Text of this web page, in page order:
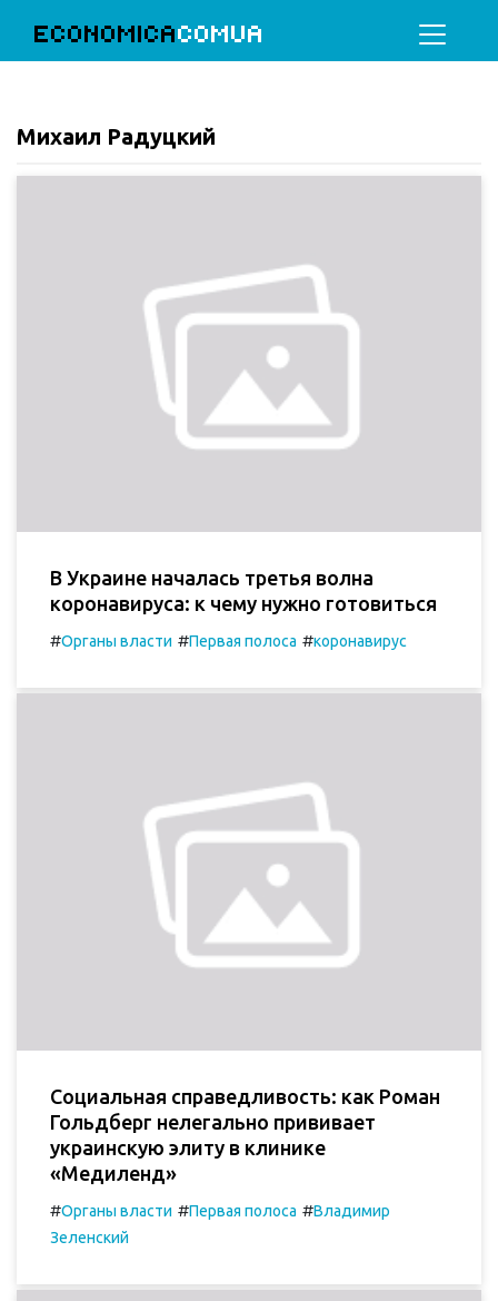
ECONOMICACOMUA
Михаил Радуцкий
В Украине началась третья волна
коронавируса: к чему нужно готовиться
#Органы власти #Первая полоса #коронавирус
Социальная справедливость: как Роман
Гольдберг нелегально прививает
украинскую элиту в клинике
«Медиленд»
#Органы власти #Первая полоса #Владимир
Зеленский